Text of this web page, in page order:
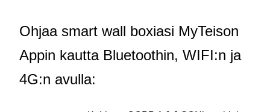
Ohjaa smart wall boxiasi MyTeison
Appin kautta Bluetoothin, WIFI:n ja
4G:n avulla: